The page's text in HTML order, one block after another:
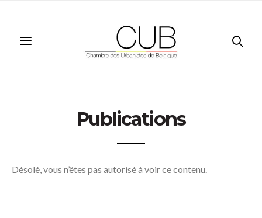
Publications
Désolé, vous n’êtes pas autorisé à voir ce contenu.